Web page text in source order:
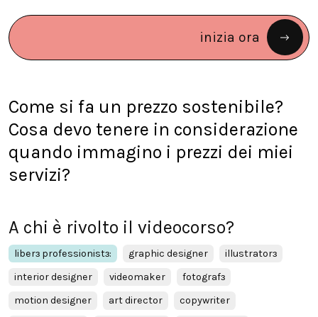
inizia ora
Come si fa un prezzo sostenibile?
Cosa devo tenere in considerazione
quando immagino i prezzi dei miei
servizi?
A chi è rivolto il videocorso?
liberɜ professionistɜ: graphic designer
illustratorɜ
interior designer
videomaker
fotografɜ
motion designer
art director
copywriter